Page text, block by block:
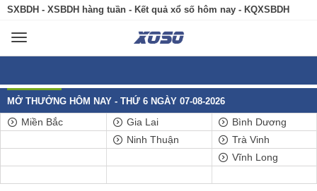
SXBDH - XSBDH hàng tuần - Kết quả xổ số hôm nay - KQXSBDH
Toggle
MỞ THƯỞNG HÔM NAY - THỨ 6 NGÀY 07-08-2026
Miền Bắc
Gia Lai
Ninh Thuận
Bình Dương
Trà Vinh
Vĩnh Long